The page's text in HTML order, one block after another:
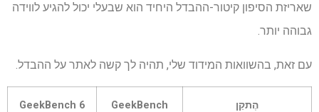
שאריזת הסיפון קיטור-ההבדל היחיד הוא שבעלי יכול להגיע לווידה
גבוהה יותר.
עם זאת, בהשוואות המידוד שלי, תהיה לך קשה לאתר על ההבדל.
הֶתקֵן
GeekBench
GeekBench 6